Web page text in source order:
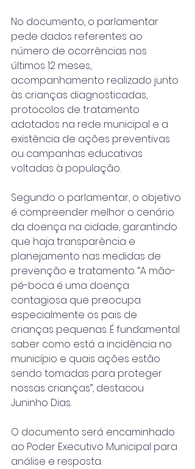
No documento, o parlamentar
pede dados referentes ao
número de ocorrências nos
últimos 12 meses,
acompanhamento realizado junto
às crianças diagnosticadas,
protocolos de tratamento
adotados na rede municipal e a
existência de ações preventivas
ou campanhas educativas
voltadas à população.
Segundo o parlamentar, o objetivo
é compreender melhor o cenário
da doença na cidade, garantindo
que haja transparência e
planejamento nas medidas de
prevenção e tratamento. “A mão-
pé-boca é uma doença
contagiosa que preocupa
especialmente os pais de
crianças pequenas. É fundamental
saber como está a incidência no
município e quais ações estão
sendo tomadas para proteger
nossas crianças”, destacou
Juninho Dias.
O documento será encaminhado
ao Poder Executivo Municipal para
análise e resposta.